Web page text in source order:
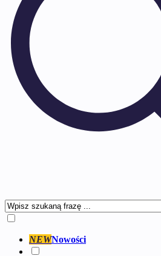
NEWNowości